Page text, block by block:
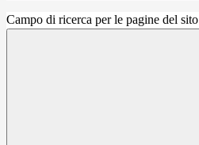
Campo di ricerca per le pagine del sito